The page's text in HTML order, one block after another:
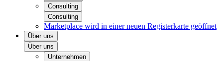
Consulting
Consulting
Marketplace wird in einer neuen Registerkarte geöffnet
Über uns
Über uns
Unternehmen